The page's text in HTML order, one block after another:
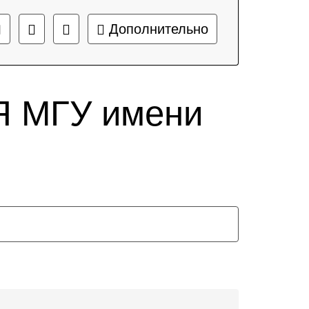
Дополнительно
имени